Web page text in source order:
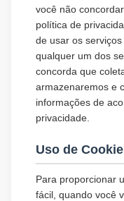
você não
política de
de usar os
qualquer um dos
concorda que
armazenaremos e
informações de
privacidade.
Uso de
Para proporcionar
fácil, quando você